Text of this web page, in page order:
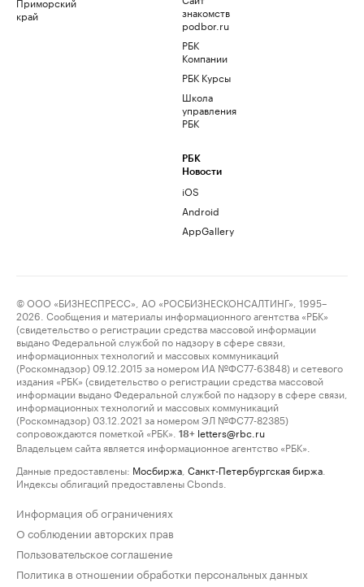
край
знакомств
podbor.ru
РБК
Компании
РБК Курсы
Школа
управления
РБК
РБК
Новости
iOS
Android
AppGallery
© ООО «БИЗНЕСПРЕСС», АО «РОСБИЗНЕСКОНСАЛТИНГ», 1995–
2026. Сообщения и материалы информационного агентства «РБК»
(свидетельство о регистрации средства массовой информации
выдано Федеральной службой по надзору в сфере связи,
информационных технологий и массовых коммуникаций
(Роскомнадзор) 09.12.2015 за номером ИА №ФС77-63848) и сетевого
издания «РБК» (свидетельство о регистрации средства массовой
информации выдано Федеральной службой по надзору в сфере связи,
информационных технологий и массовых коммуникаций
(Роскомнадзор) 03.12.2021 за номером ЭЛ №ФС77-82385)
сопровождаются пометкой «РБК».
18+ letters@rbc.ru
Владельцем сайта является информационное агентство «РБК».
Данные предоставлены: Мосбиржа Санкт-Петербургская биржа
Индексы облигаций предоставлены Cbonds.
Информация об ограничениях
О соблюдении авторских прав
Пользовательское соглашение
Политика в отношении обработки персональных данных